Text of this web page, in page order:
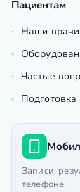
Пациентам
Наши врачи
Частые
Записи,
телефоне.